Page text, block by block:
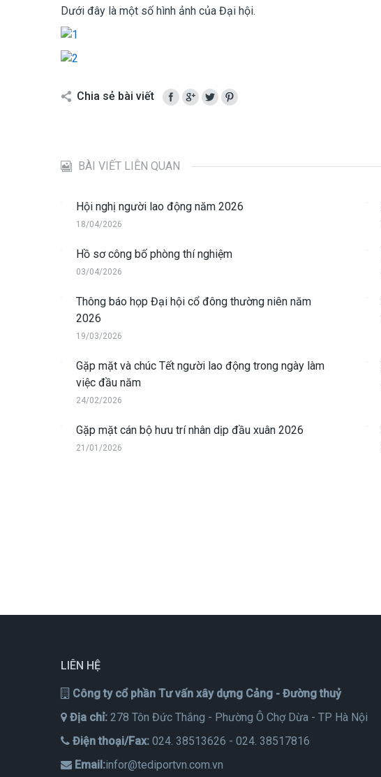
Dưới đây là một số hình ảnh của Đại hội.
Chia sẻ bài viết
BÀI VIẾT LIÊN QUAN
Hội nghị người lao động năm 2026
18/04/2026
Hồ sơ công bố phòng thí nghiệm
03/04/2026
Thông báo họp Đại hội cổ đông thường niên năm
2026
19/03/2026
Gặp mặt và chúc Tết người lao động trong ngày làm
việc đầu năm
24/02/2026
Gặp mặt cán bộ hưu trí nhân dịp đầu xuân 2026
21/01/2026
LIÊN HỆ
Công ty cổ phần Tư vấn xây dựng Cảng - Đường thuỷ
Địa chỉ: 278 Tôn Đức Thắng - Phường Ô Chợ Dừa - TP Hà Nội
Điện thoại/Fax: 024. 38513626 - 024. 38517816
Email:infor@tediportvn.com.vn